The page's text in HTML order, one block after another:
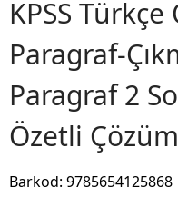
KPSS
Paragraf-
Paragraf 2
Özetli
Barkod: 9785654125868